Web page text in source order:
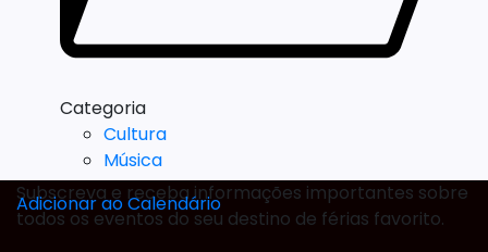
Categoria
Cultura
Música
Adicionar ao Calendário
Subscreva e receba informações importantes sobre
todos os eventos do seu destino de férias favorito.